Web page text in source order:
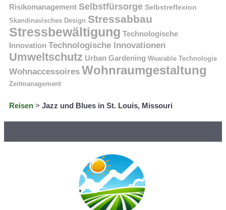
Risikomanagement Selbstfürsorge Selbstreflexion
Skandinavisches Design Stressabbau
Stressbewältigung Technologische
Innovation Technologische Innovationen
Umweltschutz Urban Gardening Wearable Technologie
Wohnaccessoires Wohnraumgestaltung
Zeitmanagement
Reisen > Jazz und Blues in St. Louis, Missouri